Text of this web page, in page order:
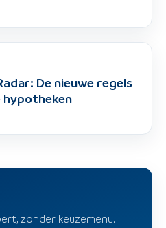
De nieuwe regels
zonder keuzemenu.